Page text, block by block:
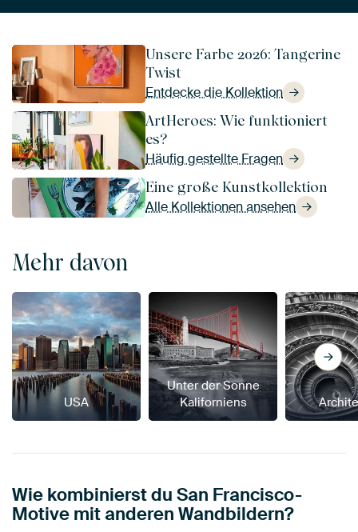
Unsere Farbe 2026: Tangerine
Twist
Entdecke die Kollektion
ArtHeroes: Wie funktioniert
es?
Häufig gestellte Fragen
Eine große Kunstkollektion
Alle Kollektionen ansehen
Mehr davon
USA
Unter der Sonne
Kaliforniens
Wie kombinierst du San Francisco-
Motive mit anderen Wandbildern?